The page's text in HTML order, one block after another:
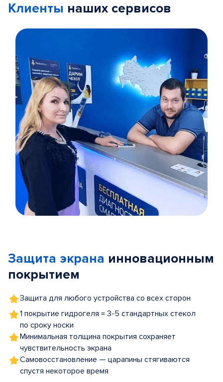
Клиенты наших сервисов
5
Защита экрана инновационным
покрытием
Защита для любого устройства со всех сторон
1 покрытие гидрогеля = 3-5 стандартных стекол
по сроку носки
Минимальная толщина покрытия сохраняет
чувствительность экрана
Самовосстановление — царапины стягиваются
спустя некоторое время